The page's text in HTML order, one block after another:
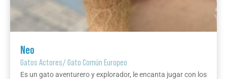
Neo
Gatos Actores/Gato Común Europeo
Es un gato aventurero y explorador, le encanta jugar con los